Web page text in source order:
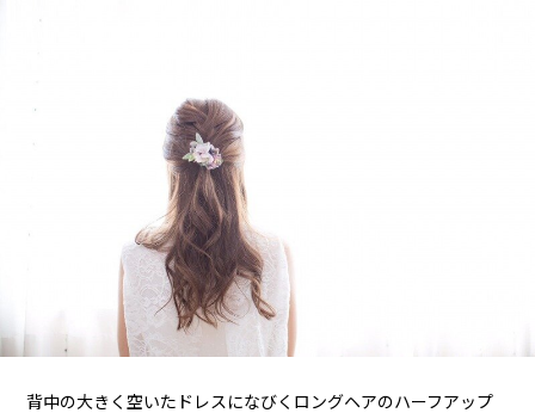
背中の大きく空いたドレスになびくロングヘアのハーフアップ